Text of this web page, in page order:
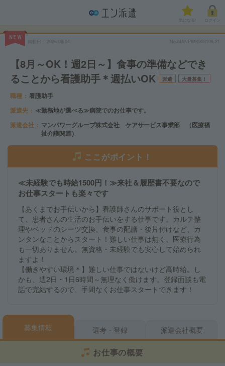
気になる!
NEW
2026/08/04 No.MANPWK903109-21
【8月～OK！週2日～】食事の準備などでき
ることから看護助手＊週払いOK
派遣 大量募集！
職種
看護助手
派遣先
≪勤務地が選べる≫病院でのお仕事です。
派遣会社
マンパワーグループ株式会社 ケアサービス事業部 （医療福
祉介護関連）
ここがポイント！
≪未経験でも時給1500円！≫来社＆履歴書不要なので
お仕事スタートも楽々です
【あくまでお手伝いから】看護師さんのサポート役とし
て、患者さんの生活のお手伝いをする仕事です。カルテ整
理やベッドのシーツ交換、食事の配膳・後片付けなど、カ
ンタンなことからスタート！難しい仕事は無く、医療行為
も一切ありません。無資格・未経験でも安心して始められ
ますよ！
【働きやすい環境＊】難しい仕事ではないけど高時給。し
かも、週2日・1日6時間～無理なく働けます。登録面談も電
話で完結するので、手間なくお仕事スタートできます！
募集情報 選考・登録 派遣会社概要
お仕事の概要